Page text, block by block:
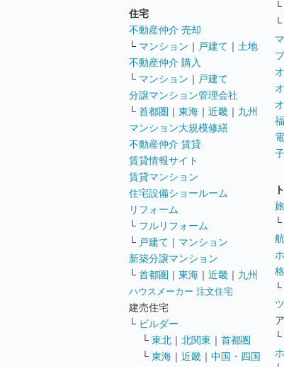
住宅
不動産仲介 売却
└ マンション ｜ 戸建て ｜ 土地
不動産仲介 購入
└ マンション ｜ 戸建て
分譲マンション管理会社
└ 首都圏 ｜ 東海 ｜ 近畿 ｜ 九州
マンション大規模修繕
不動産仲介 賃貸
賃貸情報サイト
賃貸マンション
住宅設備ショールーム
リフォーム
└ フルリフォーム
└ 戸建て ｜ マンション
新築分譲マンション
└ 首都圏 ｜ 東海 ｜ 近畿 ｜ 九州
ハウスメーカー 注文住宅
建売住宅
└ ビルダー
└ 東北 ｜ 北関東 ｜ 首都圏
└ 東海 ｜ 近畿 ｜ 中国・四国
└
└
└
└
└